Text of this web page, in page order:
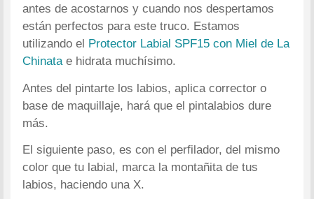
antes de acostarnos y cuando nos despertamos
están perfectos para este truco. Estamos
utilizando el
Protector Labial SPF15 con Miel de La
Chinatae hidrata muchísimo.
Antes del pintarte los labios, aplica corrector o
base de maquillaje, hará que el pintalabios dure
más.
El siguiente paso, es con el perfilador, del mismo
color que tu labial, marca la montañita de tus
labios, haciendo una X.